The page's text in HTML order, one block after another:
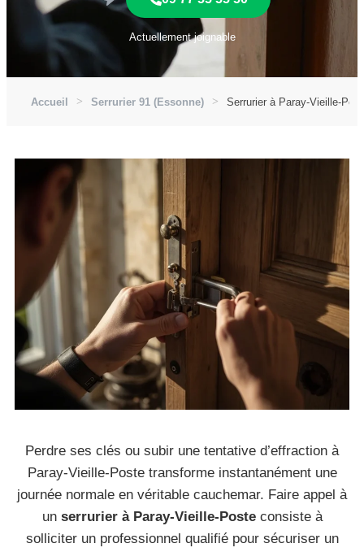
Actuellement joignable
Accueil Serrurier 91 (Essonne) Serrurier à Paray-Vieille-
Perdre ses clés ou subir une tentative d’effraction à
Paray-Vieille-Poste transforme instantanément une
journée normale en véritable cauchemar. Faire appel à
un serrurier à Paray-Vieille-Posteconsiste à
solliciter un professionnel qualifié pour sécuriser un